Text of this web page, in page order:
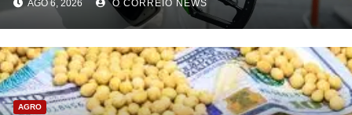
AGO 6, 2026 O CORREIO NEWS
AGRO